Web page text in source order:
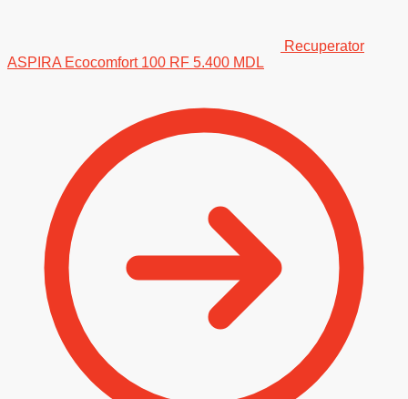
Recuperator
ASPIRA Ecocomfort 100 RF 5.400 MDL